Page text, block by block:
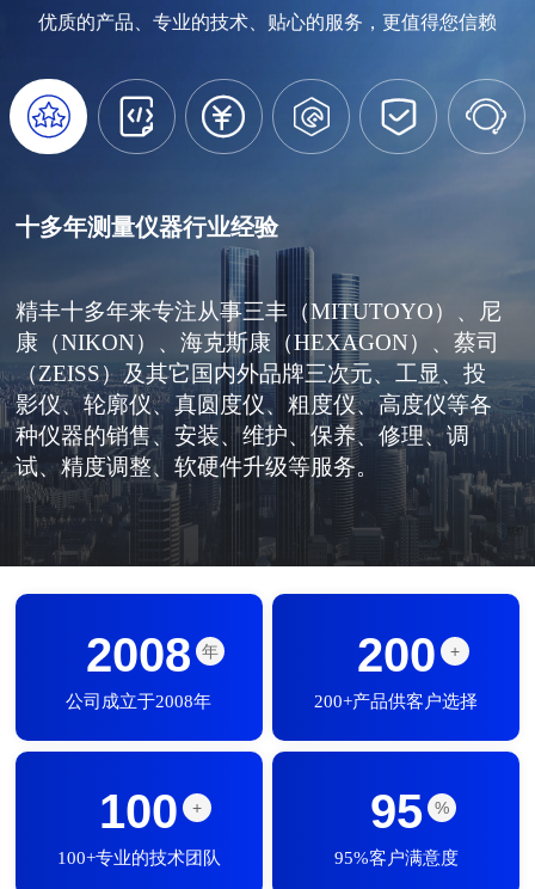
优质的产品、专业的技术、贴心的服务，更值得您信赖
     
十多年测量仪器行业经验
精丰十多年来专注从事三丰（MITUTOYO）、尼
康（NIKON）、海克斯康（HEXAGON）、蔡司
（ZEISS）及其它国内外品牌三次元、工显、投
影仪、轮廓仪、真圆度仪、粗度仪、高度仪等各
种仪器的销售、安装、维护、保养、修理、调
试、精度调整、软硬件升级等服务。
2008 年
公司成立于2008年
200 +
200+产品供客户选择
100 +
100+专业的技术团队
95 %
95%客户满意度